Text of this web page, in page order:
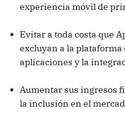
experiencia móvil de
Evitar a toda costa que
excluyan a la
aplicaciones y la
Aumentar sus ingresos
la inclusión en el